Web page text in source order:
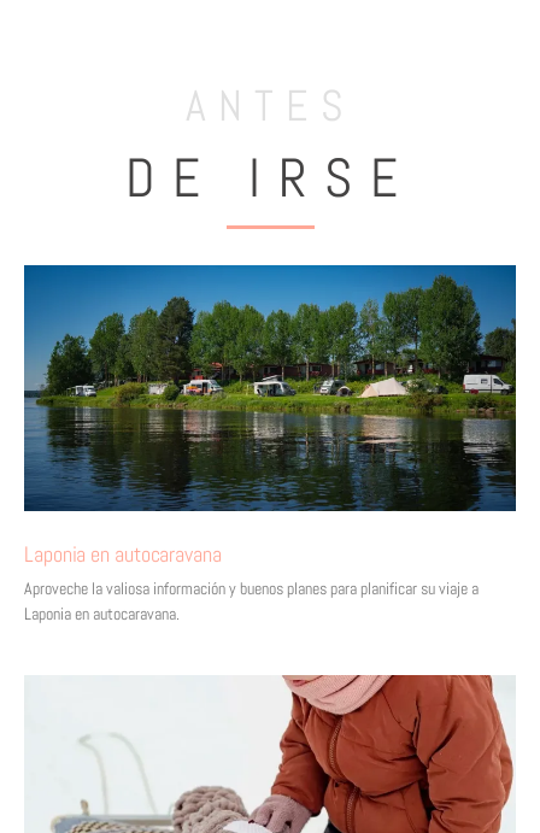
ANTES
DE IRSE
Laponia en autocaravana
Aproveche la valiosa información y buenos planes para planificar su viaje a
Laponia en autocaravana.